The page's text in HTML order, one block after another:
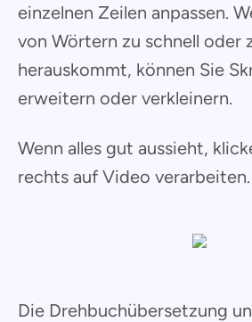
einzelnen Zeilen anpassen.
von Wörtern zu schnell oder
herauskommt, können Sie
erweitern oder verkleinern.
Wenn alles gut aussieht,
rechts auf Video verarbeiten.
Die Drehbuchübersetzung